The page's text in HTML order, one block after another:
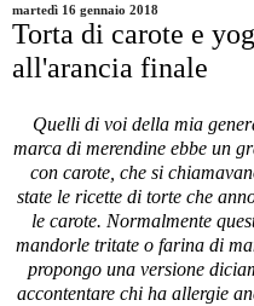
martedì 16 gennaio 2018
Torta di carote e
all'arancia finale
Quelli di voi della mia
marca di merendine ebbe un
con carote, che si
state le ricette di torte che
le carote. Normalmente
mandorle tritate o farina di
propongo una versione
accontentare chi ha allergie